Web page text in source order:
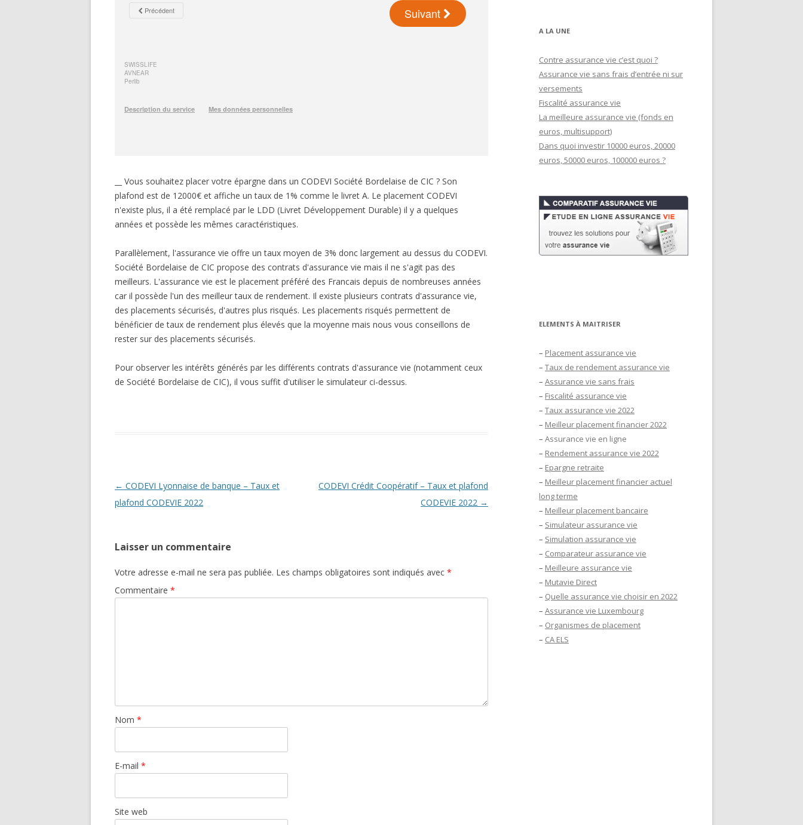
__ Vous souhaitez placer votre épargne dans un CODEVI Société Bordelaise de CIC ? Son
plafond est de 12000€ et affiche un taux de 1% comme le livret A. Le placement CODEVI
n'existe plus, il a été remplacé par le LDD (Livret Développement Durable) il y a quelques
années et possède les mêmes caractéristiques.
Parallèlement, l'assurance vie offre un taux moyen de 3% donc largement au dessus du CODEVI.
Société Bordelaise de CIC propose des contrats d'assurance vie mais il ne s'agit pas des
meilleurs. L'assurance vie est le placement préféré des Francais depuis de nombreuses années
car il possède l'un des meilleur taux de rendement. Il existe plusieurs contrats d'assurance vie,
des placements sécurisés, d'autres plus risqués. Les placements risqués permettent de
bénéficier de taux de rendement plus élevés que la moyenne mais nous vous conseillons de
rester sur des placements sécurisés.
Pour observer les intérêts générés par les différents contrats d'assurance vie (notamment ceux
de Société Bordelaise de CIC), il vous suffit d'utiliser le simulateur ci-dessus.
Navigation
des
← CODEVI Lyonnaise de banque – Taux et
plafond CODEVIE 2022
CODEVI Crédit Coopératif – Taux et plafond
CODEVIE 2022 →
Laisser un commentaire
Votre adresse e-mail ne sera pas publiée. Les champs obligatoires sont indiqués avec *
Commentaire *
Nom *
E-mail *
Site web
A LA UNE
Contre assurance vie c’est quoi ?
Assurance vie sans frais d’entrée ni sur
versements
Fiscalité assurance vie
La meilleure assurance vie (fonds en
euros, multisupport)
Dans quoi investir 10000 euros, 20000
euros, 50000 euros, 100000 euros ?
ELEMENTS À MAITRISER
– Placement assurance vie
– Taux de rendement assurance vie
– Assurance vie sans frais
– Fiscalité assurance vie
– Taux assurance vie 2022
– Meilleur placement financier 2022
– Assurance vie en ligne
– Rendement assurance vie 2022
– Epargne retraite
– Meilleur placement financier actuel
long terme
– Meilleur placement bancaire
– Simulateur assurance vie
– Simulation assurance vie
– Comparateur assurance vie
– Meilleure assurance vie
– Mutavie Direct
– Quelle assurance vie choisir en 2022
– Assurance vie Luxembourg
– Organismes de placement
– CA ELS